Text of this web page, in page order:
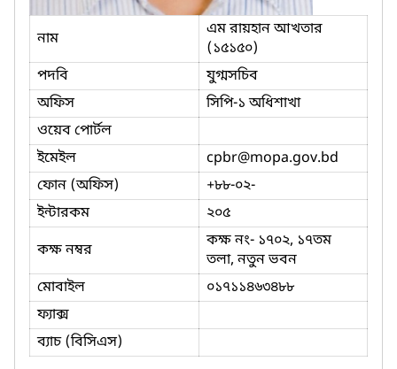
নাম
এম রায়হান আখতার
(১৫১৫০)
পদবি
যুগ্মসচিব
অফিস
সিপি-১ অধিশাখা
ওয়েব পোর্টল
ইমেইল
cpbr@mopa.gov.bd
ফোন (অফিস)
+৮৮-০২-
ইন্টারকম
২০৫
কক্ষ নম্বর
কক্ষ নং- ১৭০২, ১৭তম
তলা, নতুন ভবন
মোবাইল
০১৭১১৪৬৩৪৮৮
ফ্যাক্স
ব্যাচ (বিসিএস)